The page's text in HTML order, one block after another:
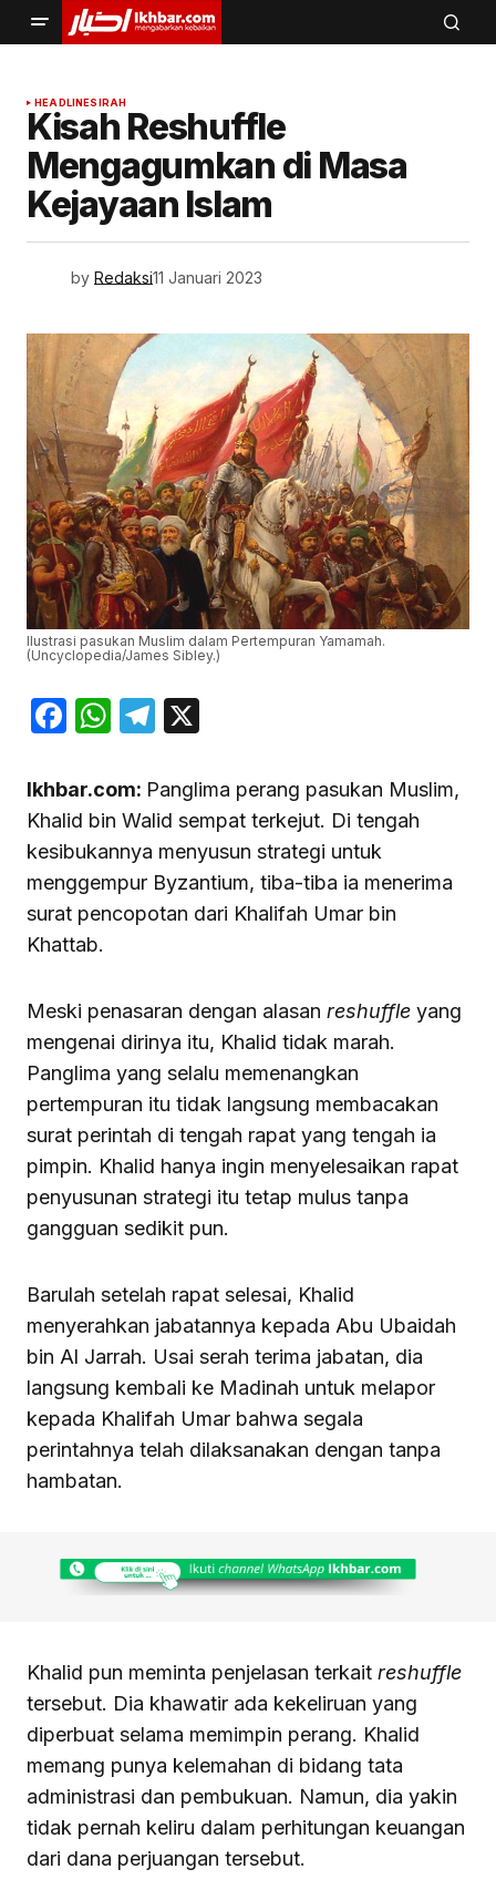
HEADLINESIRAH
Kisah Reshuffle
Mengagumkan di Masa
Kejayaan Islam
by Redaksi11 Januari 2023
Ilustrasi pasukan Muslim dalam Pertempuran Yamamah.
(Uncyclopedia/James Sibley.)
Facebook
WhatsApp
Telegram
Ikhbar.com: Panglima perang pasukan Muslim,
Khalid bin Walid sempat terkejut. Di tengah
kesibukannya menyusun strategi untuk
menggempur Byzantium, tiba-tiba ia menerima
surat pencopotan dari Khalifah Umar bin
Khattab.
Meski penasaran dengan alasan reshuffle yang
mengenai dirinya itu, Khalid tidak marah.
Panglima yang selalu memenangkan
pertempuran itu tidak langsung membacakan
surat perintah di tengah rapat yang tengah ia
pimpin. Khalid hanya ingin menyelesaikan rapat
penyusunan strategi itu tetap mulus tanpa
gangguan sedikit pun.
Barulah setelah rapat selesai, Khalid
menyerahkan jabatannya kepada Abu Ubaidah
bin Al Jarrah. Usai serah terima jabatan, dia
langsung kembali ke Madinah untuk melapor
kepada Khalifah Umar bahwa segala
perintahnya telah dilaksanakan dengan tanpa
hambatan.
Khalid pun meminta penjelasan terkait reshuffle
tersebut. Dia khawatir ada kekeliruan yang
diperbuat selama memimpin perang. Khalid
memang punya kelemahan di bidang tata
administrasi dan pembukuan. Namun, dia yakin
tidak pernah keliru dalam perhitungan keuangan
dari dana perjuangan tersebut.